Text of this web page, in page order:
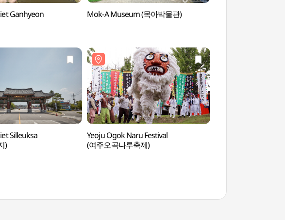
Ganhyeon
Mok-A Museum (목아박물관)
Silleuksa
)
Yeoju Ogok Naru Festival
(여주오곡나루축제)